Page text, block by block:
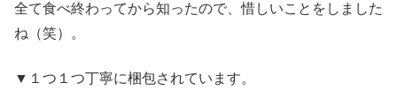
全て食べ終わってから知ったので、惜しいことをしました
ね（笑）。
▼１つ１つ丁寧に梱包されています。